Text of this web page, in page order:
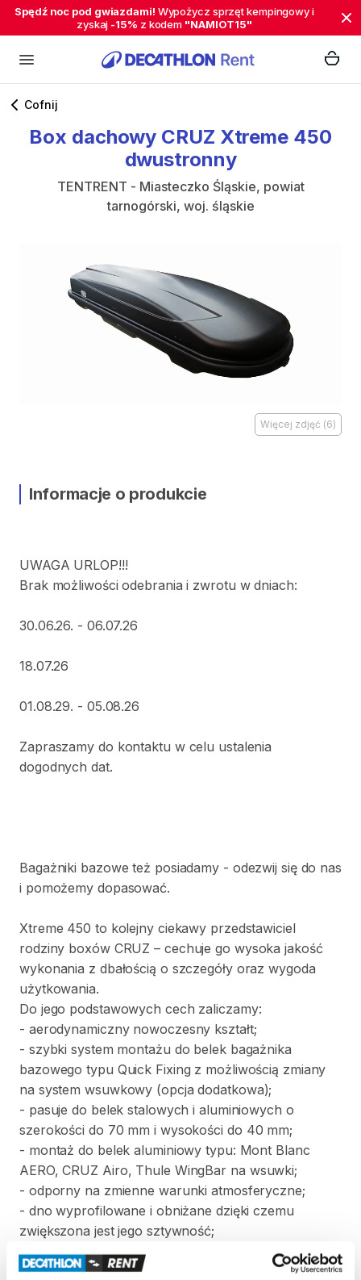
Spędź noc pod gwiazdami! Wypożycz sprzęt kempingowy i
zyskaj -15% z kodem "NAMIOT15"
Cofnij
Box dachowy CRUZ Xtreme 450
dwustronny
TENTRENT - Miasteczko Śląskie, powiat
tarnogórski, woj. śląskie
Więcej zdjęć (6)
Informacje o produkcie
UWAGA URLOP!!!
Brak możliwości odebrania i zwrotu w dniach:
30.06.26. - 06.07.26
18.07.26
01.08.29. - 05.08.26
Zapraszamy do kontaktu w celu ustalenia
dogodnych dat.
Bagażniki bazowe też posiadamy - odezwij się do nas
i pomożemy dopasować.
Xtreme 450 to kolejny ciekawy przedstawiciel
rodziny boxów CRUZ – cechuje go wysoka jakość
wykonania z dbałością o szczegóły oraz wygoda
użytkowania.
Do jego podstawowych cech zaliczamy:
- aerodynamiczny nowoczesny kształt;
- szybki system montażu do belek bagażnika
bazowego typu Quick Fixing z możliwością zmiany
na system wsuwkowy (opcja dodatkowa);
- pasuje do belek stalowych i aluminiowych o
szerokości do 70 mm i wysokości do 40 mm;
- montaż do belek aluminiowy typu: Mont Blanc
AERO​,​ CRUZ Airo​,​ Thule WingBar na wsuwki;
- odporny na zmienne warunki atmosferyczne;
- dno wyprofilowane i obniżane dzięki czemu
zwiększona jest jego sztywność;
- dwustronny system
- box objęty jest 3 lat